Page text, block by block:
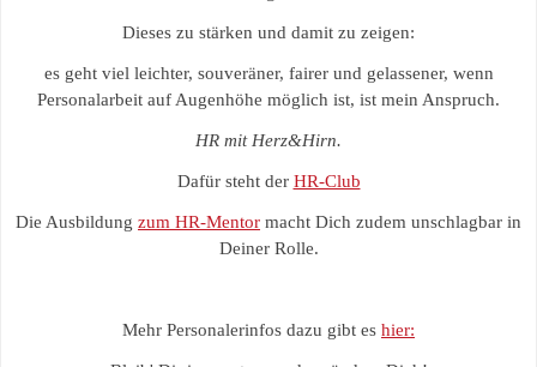
Dieses zu stärken und damit zu zeigen:
es geht viel leichter, souveräner, fairer und gelassener, wenn
Personalarbeit auf Augenhöhe möglich ist, ist mein Anspruch.
HR mit Herz&Hirn.
Dafür steht der HR-Club
Die Ausbildung zum HR-Mentor macht Dich zudem unschlagbar in
Deiner Rolle.
Mehr Personalerinfos dazu gibt es hier: